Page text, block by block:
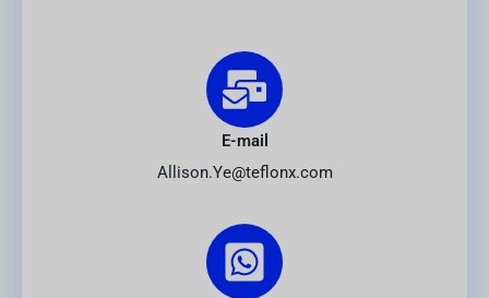
E-mail
Allison.Ye@teflonx.com